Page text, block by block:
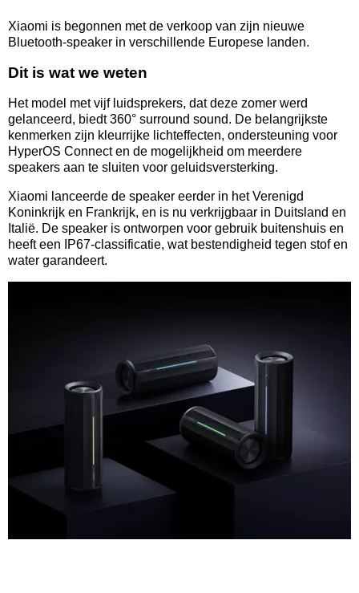
Xiaomi is begonnen met de verkoop van zijn nieuwe
Bluetooth-speaker in verschillende Europese landen.
Dit is wat we weten
Het model met vijf luidsprekers, dat deze zomer werd
gelanceerd, biedt 360° surround sound. De belangrijkste
kenmerken zijn kleurrijke lichteffecten, ondersteuning voor
HyperOS Connect en de mogelijkheid om meerdere
speakers aan te sluiten voor geluidsversterking.
Xiaomi lanceerde de speaker eerder in het Verenigd
Koninkrijk en Frankrijk, en is nu verkrijgbaar in Duitsland en
Italië. De speaker is ontworpen voor gebruik buitenshuis en
heeft een IP67-classificatie, wat bestendigheid tegen stof en
water garandeert.